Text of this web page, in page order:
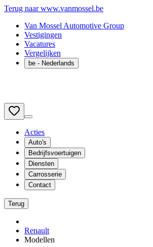
Terug naar www.vanmossel.be
Van Mossel Automotive Group
Vestigingen
Vacatures
Vergelijken
be - Nederlands
Acties
Auto's
Bedrijfsvoertuigen
Diensten
Carrosserie
Contact
Terug
Renault
Modellen